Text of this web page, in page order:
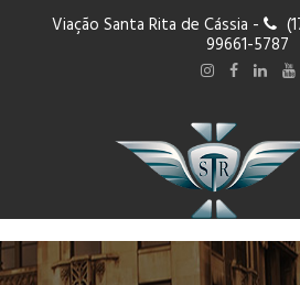
Viação Santa Rita de Cássia -
99661-5787